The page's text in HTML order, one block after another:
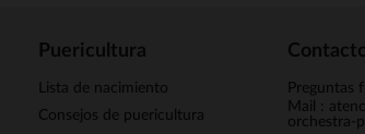
Puericultura
Lista de nacimiento
Consejos de puericultura
Preguntas
Mail :
orchestra-